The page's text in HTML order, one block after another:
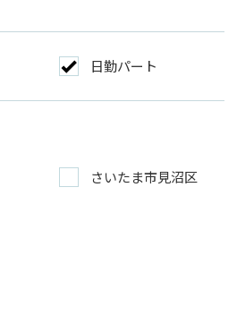
日勤パート
さいたま市見沼区